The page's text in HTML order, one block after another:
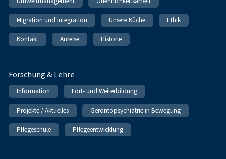
Migration und Integration Unsere Küche Ethik
Kontakt Anreise Historie
Forschung & Lehre
Information Fort- und Weiterbildung
Projekte / Aktuelles Gerontopsychiatrie in Bewegung
Pflegeschule Pflegeentwicklung